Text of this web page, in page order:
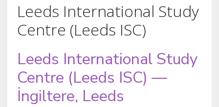
Leeds International Study
Centre (Leeds ISC)
Leeds International Study
Centre (Leeds ISC) —
İngiltere, Leeds